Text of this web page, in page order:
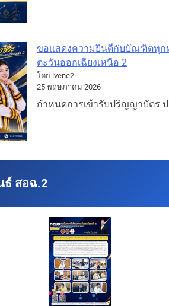
ขอแสดงความยินดีกับบัณฑิตทุก
ตะวันออกเฉียงเหนือ 2
โดย ivene2
25 พฤษภาคม 2026
กำหนดการเข้ารับปริญญาบัตร
ธ์ สอฉ.2